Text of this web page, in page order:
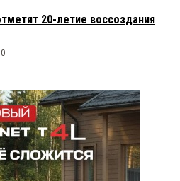
20-летие воссоздания